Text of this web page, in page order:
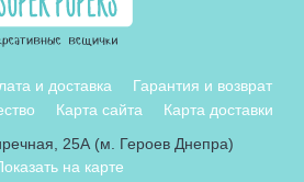
и доставка
Гарантия и возврат
Карта сайта
Карта доставки
25А (м. Героев Днепра)
на карте